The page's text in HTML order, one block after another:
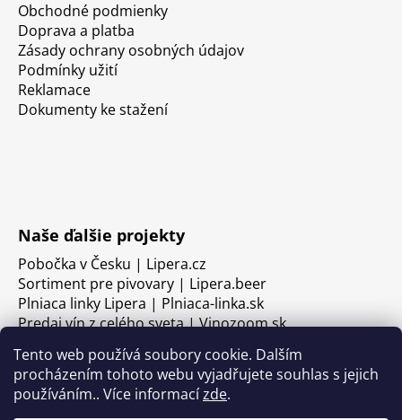
Tento web používá soubory cookie. Dalším
procházením tohoto webu vyjadřujete souhlas s jejich
používáním.. Více informacízde.
Obchodné podmienky
Doprava a platba
Zásady ochrany osobných údajov
Podmínky užití
Reklamace
Dokumenty ke stažení
Naše ďalšie projekty
Pobočka v Česku | Lipera.cz
Sortiment pre pivovary | Lipera.beer
Plniaca linky Lipera | Plniaca-linka.sk
Predaj vín z celého sveta | Vinozoom.sk